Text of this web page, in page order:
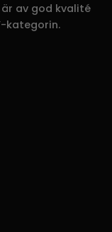
av god kvalité
kategorin.